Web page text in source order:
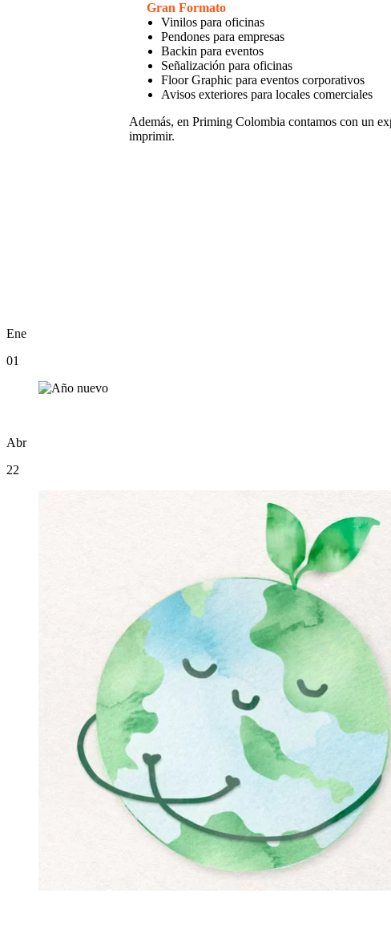
Gran Formato
Vinilos para oficinas
Pendones para empresas
Backin para eventos
Señalización para oficinas
Floor Graphic para eventos corporativos
Avisos exteriores para locales comerciales
Además, en Priming Colombia contamos con un
imprimir.
Ene
01
Abr
22